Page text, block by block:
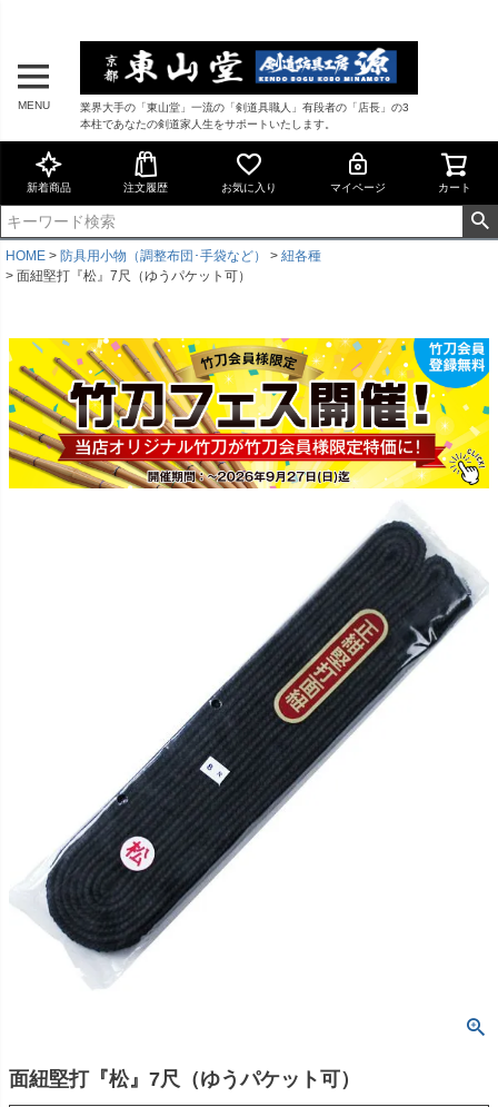
MENU
業界大手の「東山堂」一流の「剣道具職人」有段者の「店長」の3
本柱であなたの剣道家人生をサポートいたします。
新着商品 注文履歴 お気に入り マイページ カート
HOME 防具用小物（調整布団･手袋など）
紐各種
面紐堅打『松』7尺（ゆうパケット可）
面紐堅打『松』7尺（ゆうパケット可）